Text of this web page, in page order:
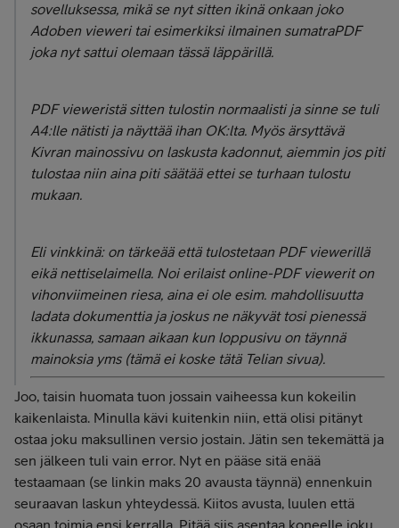
sovelluksessa, mikä se nyt sitten ikinä onkaan joko
Adoben vieweri tai esimerkiksi ilmainen sumatraPDF
joka nyt sattui olemaan tässä läppärillä.
PDF vieweristä sitten tulostin normaalisti ja sinne se tuli
A4:lle nätisti ja näyttää ihan OK:lta. Myös ärsyttävä
Kivran mainossivu on laskusta kadonnut, aiemmin jos piti
tulostaa niin aina piti säätää ettei se turhaan tulostu
mukaan.
Eli vinkkinä: on tärkeää että tulostetaan PDF viewerillä
eikä nettiselaimella. Noi erilaist online-PDF viewerit on
vihonviimeinen riesa, aina ei ole esim. mahdollisuutta
ladata dokumenttia ja joskus ne näkyvät tosi pienessä
ikkunassa, samaan aikaan kun loppusivu on täynnä
mainoksia yms (tämä ei koske tätä Telian sivua).
Joo, taisin huomata tuon jossain vaiheessa kun kokeilin
kaikenlaista. Minulla kävi kuitenkin niin, että olisi pitänyt
ostaa joku maksullinen versio jostain. Jätin sen tekemättä ja
sen jälkeen tuli vain error. Nyt en pääse sitä enää
testaamaan (se linkin maks 20 avausta täynnä) ennenkuin
seuraavan laskun yhteydessä. Kiitos avusta, luulen että
osaan toimia ensi kerralla. Pitää siis asentaa koneelle joku